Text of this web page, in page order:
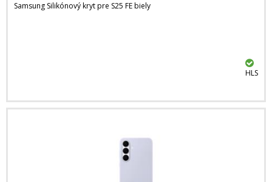
Samsung Silikónový kryt pre S25 FE biely
HLS